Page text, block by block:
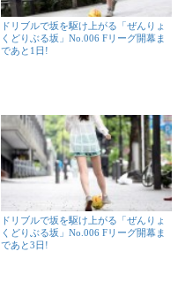
ドリブルで坂を駆け上がる「ぜんりょ
くどりぶる坂」No.006 Fリーグ開幕ま
であと1日!
ドリブルで坂を駆け上がる「ぜんりょ
くどりぶる坂」No.006 Fリーグ開幕ま
であと3日!